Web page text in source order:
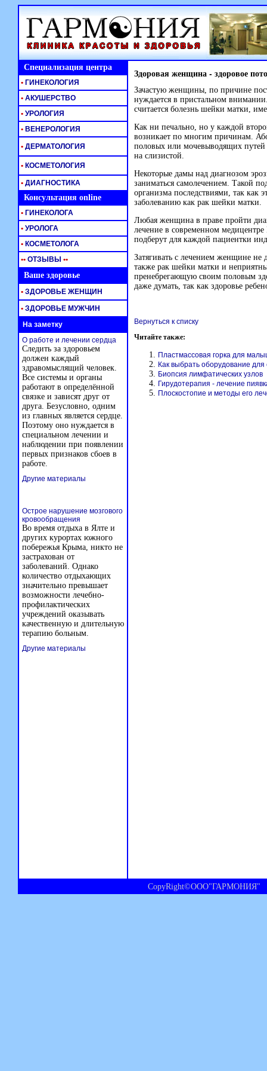
Специализация центра Здоровая женщина - здоровое
Зачастую женщины, по причине
нуждается в пристальном
считается болезнь шейки матки,
Как ни печально, но у каждой
возникает по многим причинам.
половых или мочевыводящих путей
на слизистой.
Некоторые дамы над диагнозом
заниматься самолечением. Такой
организма последствиями, так как
заболеванию как рак шейки матки.
Любая женщина в праве пройти
лечение в современном
подберут для каждой пациентки
Затягивать с лечением женщине не
также рак шейки матки и
пренебрегающую своим половым
даже думать, так как здоровье
Вернуться к списку
Читайте также:
Пластмассовая горка для
Как выбрать оборудование
Биопсия лимфатических узлов
Гирудотерапия - лечение
Плоскостопие и методы его
• ГИНЕКОЛОГИЯ
• АКУШЕРСТВО
• УРОЛОГИЯ
• ВЕНЕРОЛОГИЯ
• ДЕРМАТОЛОГИЯ
• КОСМЕТОЛОГИЯ
• ДИАГНОСТИКА
Консультация online
• ГИНЕКОЛОГА
• УРОЛОГА
• КОСМЕТОЛОГА
•• ОТЗЫВЫ ••
Ваше здоровье
• ЗДОРОВЬЕ ЖЕНЩИН
• ЗДОРОВЬЕ МУЖЧИН
На заметку
О работе и лечении сердца
Следить за здоровьем
должен каждый
здравомыслящий человек.
Все системы и органы
работают в определённой
связке и зависят друг от
друга. Безусловно, одним
из главных является сердце.
Поэтому оно нуждается в
специальном лечении и
наблюдении при появлении
первых признаков сбоев в
работе.
Другие материалы
Острое нарушение мозгового
кровообращения
Во время отдыха в Ялте и
других курортах южного
побережья Крыма, никто не
застрахован от
заболеваний. Однако
количество отдыхающих
значительно превышает
возможности лечебно-
профилактических
учреждений оказывать
качественную и длительную
терапию больным.
Другие материалы